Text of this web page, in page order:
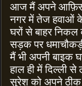
आज मैं अपने आफ़िस से
नगर में तेज हवाओं
घरों से बाहर
सड़क पर
मैं भी अपनी बाइक
हाल ही में दिल्ली
सुरेश को अपने ठीक